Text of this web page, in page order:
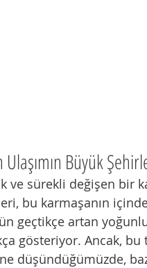
Büyük
ve sürekli değişen bir
bu karmaşanın
geçtikçe artan
gösteriyor. Ancak, bu
bazı